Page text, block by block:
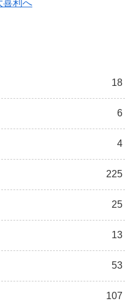
18
6
4
225
25
13
53
107